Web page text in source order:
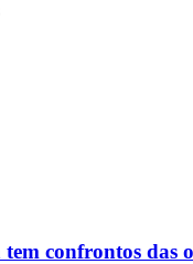
confrontos das